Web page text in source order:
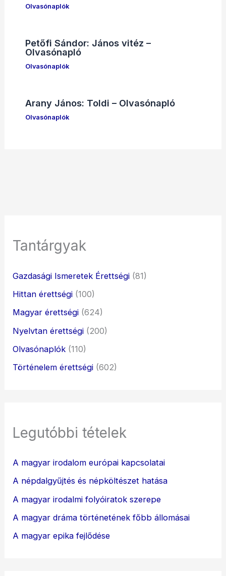
Olvasónaplók
Petőfi Sándor: János vitéz –
Olvasónapló
Olvasónaplók
Arany János: Toldi – Olvasónapló
Olvasónaplók
Tantárgyak
Gazdasági Ismeretek Érettségi (81)
Hittan érettségi (100)
Magyar érettségi (624)
Nyelvtan érettségi (200)
Olvasónaplók (110)
Történelem érettségi (602)
Legutóbbi tételek
A magyar irodalom európai kapcsolatai
A népdalgyűjtés és népköltészet hatása
A magyar irodalmi folyóiratok szerepe
A magyar dráma történetének főbb állomásai
A magyar epika fejlődése